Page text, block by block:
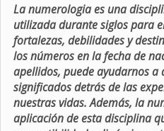
La numerologia es una
utilizada durante siglos para
fortalezas, debilidades y
los números en la fecha de
apellidos, puede ayudarnos a
significados detrás de las
nuestras vidas. Además, la
aplicación de esta disciplina